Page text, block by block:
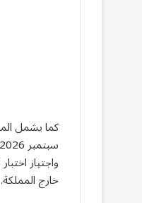
خارج المملكة.